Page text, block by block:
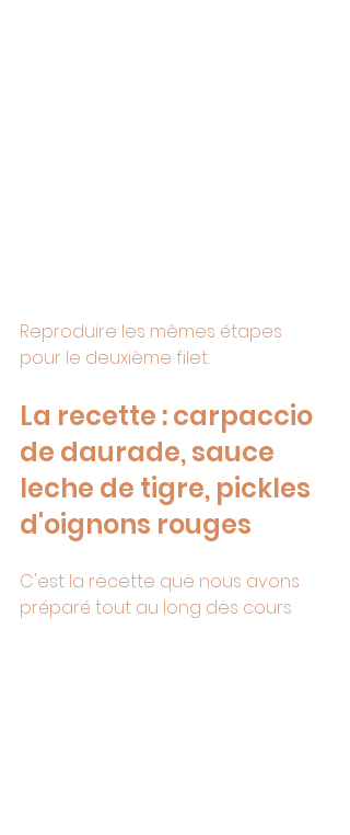
Reproduire les mêmes étapes
pour le deuxième filet.
La recette : carpaccio
de daurade, sauce
leche de tigre, pickles
d'oignons rouges
C'est la recette que nous avons
préparé tout au long des cours